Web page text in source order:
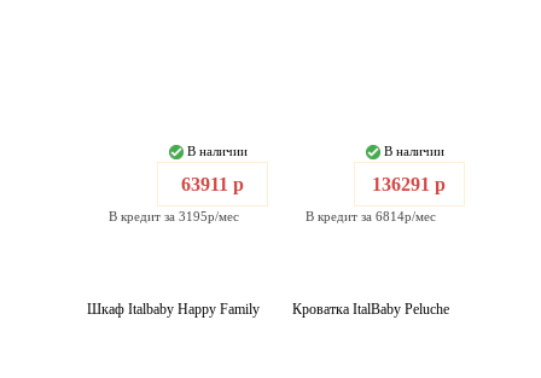
В наличии
63911 р
В кредит за 3195р/мес
В наличии
136291 р
В кредит за 6814р/мес
Шкаф Italbaby Happy Family Кроватка ItalBaby Peluche